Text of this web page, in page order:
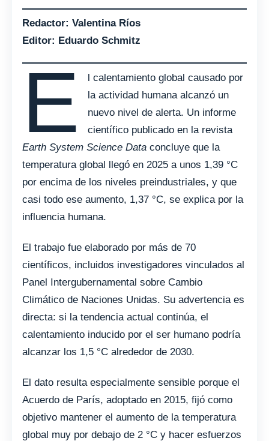
Redactor: Valentina Ríos
Editor: Eduardo Schmitz
E
l calentamiento global causado por
la actividad humana alcanzó un
nuevo nivel de alerta. Un informe
científico publicado en la revista
Earth System Science Data concluye que la
temperatura global llegó en 2025 a unos 1,39 °C
por encima de los niveles preindustriales, y que
casi todo ese aumento, 1,37 °C, se explica por la
influencia humana.
El trabajo fue elaborado por más de 70
científicos, incluidos investigadores vinculados al
Panel Intergubernamental sobre Cambio
Climático de Naciones Unidas. Su advertencia es
directa: si la tendencia actual continúa, el
calentamiento inducido por el ser humano podría
alcanzar los 1,5 °C alrededor de 2030.
El dato resulta especialmente sensible porque el
Acuerdo de París, adoptado en 2015, fijó como
objetivo mantener el aumento de la temperatura
global muy por debajo de 2 °C y hacer esfuerzos